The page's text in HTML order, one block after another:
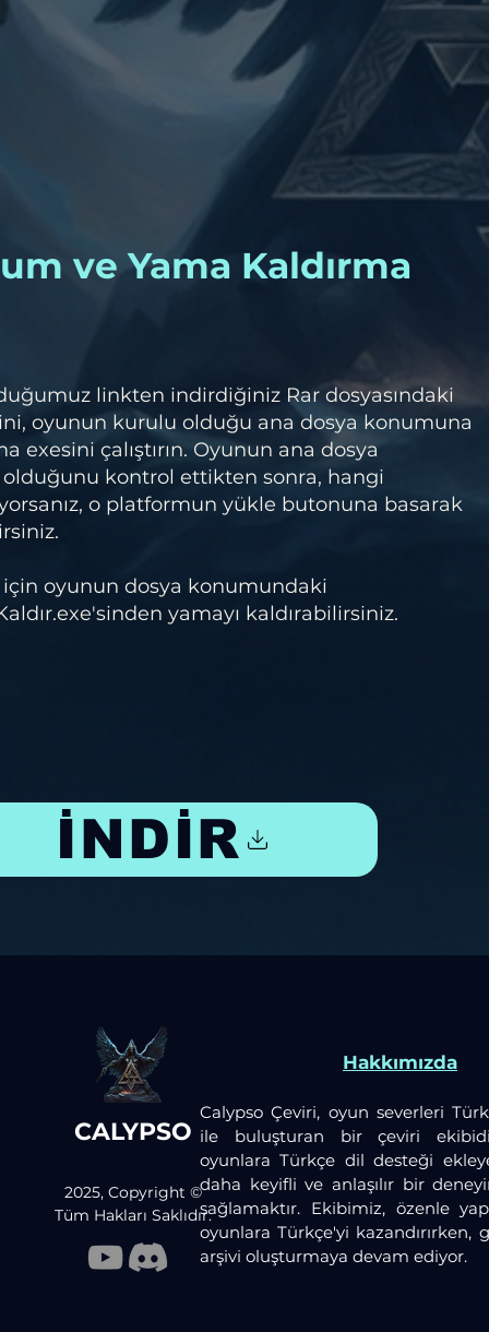
ve Yama Kaldırma
linkten indirdiğiniz Rar dosyasındaki
oyunun kurulu olduğu ana dosya konumuna
exesini çalıştırın. Oyunun ana dosya
kontrol ettikten sonra, hangi
o platformun yükle butonuna basarak
için oyunun dosya konumundaki
yamayı kaldırabilirsiniz.
İNDİR
CALYPSO
2025, Copyright ©
Tüm Hakları Saklıdır.
Hakkımızda
Calypso Çeviri, oyun severleri
ile buluşturan bir çeviri
oyunlara Türkçe dil desteği
daha keyifli ve anlaşılır bir
sağlamaktır. Ekibimiz, özenle
oyunlara Türkçe'yi kazandırırken,
arşivi oluşturmaya devam ediyor.​